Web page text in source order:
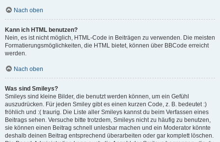
Nach oben
Kann ich HTML benutzen?
Nein, es ist nicht möglich, HTML-Code in Beiträgen zu verwenden. Die meisten
Formatierungsmöglichkeiten, die HTML bietet, können über BBCode erreicht
werden.
Nach oben
Was sind Smileys?
Smileys sind kleine Bilder, die benutzt werden können, um ein Gefühl
auszudrücken. Für jeden Smiley gibt es einen kurzen Code, z. B. bedeutet :)
fröhlich und :( traurig. Die Liste aller Smileys kannst du beim Verfassen eines
Beitrags sehen. Versuche bitte trotzdem, Smileys nicht zu häufig zu benutzen,
sie können einen Beitrag schnell unlesbar machen und ein Moderator könnte
deshalb deinen Beitrag entsprechend überarbeiten oder gar komplett löschen.